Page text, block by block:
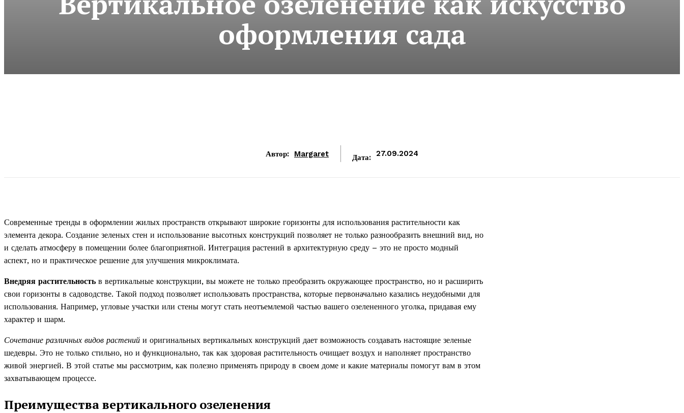
оформления сада
Автор: Margaret Дата: 27.09.2024
Современные тренды в оформлении жилых пространств открывают широкие горизонты для использования растительности как
элемента декора. Создание зеленых стен и использование высотных конструкций позволяет не только разнообразить внешний вид, но
и сделать атмосферу в помещении более благоприятной. Интеграция растений в архитектурную среду – это не просто модный
аспект, но и практическое решение для улучшения микроклимата.
Внедряя растительность в вертикальные конструкции, вы можете не только преобразить окружающее пространство, но и расширить
свои горизонты в садоводстве. Такой подход позволяет использовать пространства, которые первоначально казались неудобными для
использования. Например, угловые участки или стены могут стать неотъемлемой частью вашего озелененного уголка, придавая ему
характер и шарм.
Сочетание различных видов растений и оригинальных вертикальных конструкций дает возможность создавать настоящие зеленые
шедевры. Это не только стильно, но и функционально, так как здоровая растительность очищает воздух и наполняет пространство
живой энергией. В этой статье мы рассмотрим, как полезно применять природу в своем доме и какие материалы помогут вам в этом
захватывающем процессе.
Преимущества вертикального озеленения